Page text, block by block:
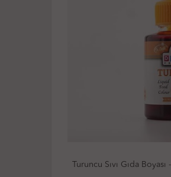
Limon Sarısı Sıvı Gıda